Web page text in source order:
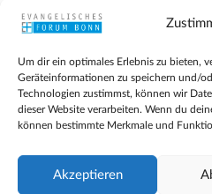
Um dir ein optimales Erlebnis zu bieten,
Geräteinformationen zu speichern und/
Technologien zustimmst, können wir
dieser Website verarbeiten. Wenn du
können bestimmte Merkmale und
Akzeptieren
Datenschutz
Teilnahmebedingungen
Evangelische Kirche in
Cookie-Richtlinie (EU)